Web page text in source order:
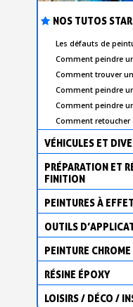
NOS TUTOS
Les défauts de
Comment peindre
Comment trouver
Comment peindre
Comment peindre
Comment retoucher
VÉHICULES ET
PRÉPARATION ET
FINITION
PEINTURES À
OUTILS
PEINTURE CHROME
RÉSINE ÉPOXY
LOISIRS / DÉCO /